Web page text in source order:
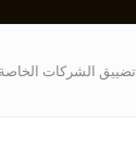
تضييق الشركات